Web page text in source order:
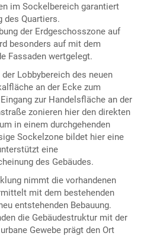
im Sockelbereich garantiert
des Quartiers.
der Erdgeschosszone auf
besonders auf mit dem
Fassaden wertgelegt.
Lobbybereich des neuen
an der Ecke zum
zur Handelsfläche an der
zonieren hier den direkten
in einem durchgehenden
Sockelzone bildet hier eine
eine
des Gebäudes.
nimmt die vorhandenen
mit dem bestehenden
entstehenden Bebauung.
die Gebäudestruktur mit der
Gewebe prägt den Ort